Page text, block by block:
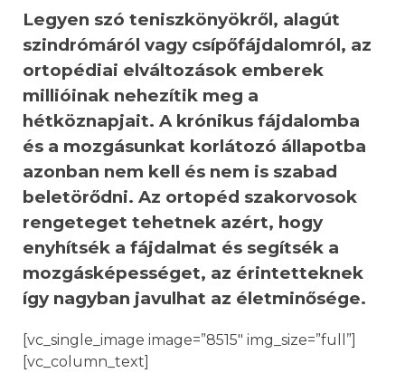
Legyen szó teniszkönyökről, alagút
szindrómáról vagy csípőfájdalomról, az
ortopédiai elváltozások emberek
millióinak nehezítik meg a
hétköznapjait. A krónikus fájdalomba
és a mozgásunkat korlátozó állapotba
azonban nem kell és nem is szabad
beletörődni. Az ortopéd szakorvosok
rengeteget tehetnek azért, hogy
enyhítsék a fájdalmat és segítsék a
mozgásképességet, az érintetteknek
így nagyban javulhat az életminősége.
[vc_single_image image=”8515″ img_size=”full”]
[vc_column_text]